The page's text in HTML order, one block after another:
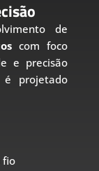
de
com foco
e precisão
é projetado
fio